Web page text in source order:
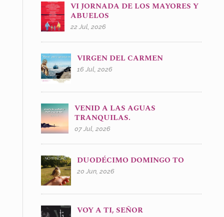
VI JORNADA DE LOS MAYORES Y
ABUELOS
22 Jul, 2026
VIRGEN DEL CARMEN
16 Jul, 2026
VENID A LAS AGUAS
TRANQUILAS.
07 Jul, 2026
DUODÉCIMO DOMINGO TO
20 Jun, 2026
VOY A TI, SEÑOR